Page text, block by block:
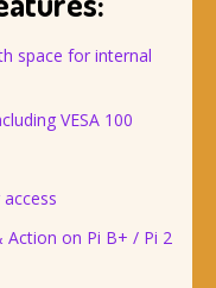
space for internal
VESA 100
Action on Pi B+ / Pi 2